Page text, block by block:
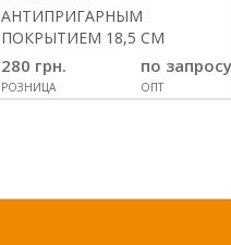
АНТИПРИГАРНЫМ
ПОКРЫТИЕМ 18,5 СМ
280 грн.
РОЗНИЦА
по запросу
ОПТ